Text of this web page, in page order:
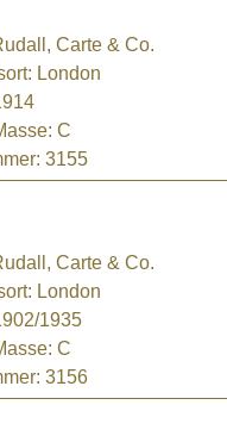
Carte & Co.
London
C
3155
Carte & Co.
London
1935
C
3156